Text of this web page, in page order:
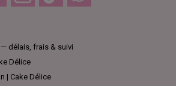
pour supporter des pièces montées. Ces
recouverts de pâte à sucre. Il suffit de
quelques jours avant l'exposition de votre
sucre durcisse suffisamment.
délais, frais & suivi
Délice
| Cake Délice